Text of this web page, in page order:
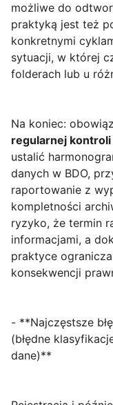
możliwe do
praktyką jest też
konkretnymi
sytuacji, w której
folderach lub u
Na koniec:
regularnej
ustalić
danych w BDO,
raportowanie z
kompletności
ryzyko, że termin
informacjami, a
praktyce
konsekwencji
- **Najczęstsze
(błędne
dane)**